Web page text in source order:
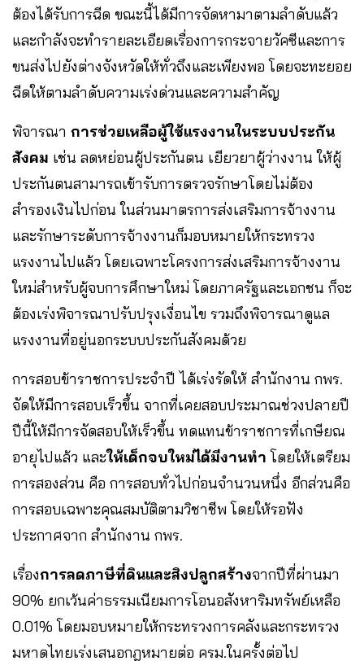
ต้องได้รับการฉีด ขณะนี้ได้มีการจัดหามาตามลำดับแล้ว
และกำลังจะทำรายละเอียดเรื่องการกระจายวัคซีและการ
ขนส่งไปยังต่างจังหวัดให้ทั่วถึงและเพียงพอ โดยจะทะยอย
ฉีดให้ตามลำดับความเร่งด่วนและความสำคัญ
พิจารณา การช่วยเหลือผู้ใช้แรงงานในระบบประกัน
สังคม เช่น ลดหย่อนผู้ประกันตน เยียวยาผู้ว่างงาน ให้ผู้
ประกันตนสามารถเข้ารับการตรวจรักษาโดยไม่ต้อง
สำรองเงินไปก่อน ในส่วนมาตรการส่งเสริมการจ้างงาน
และรักษาระดับการจ้างงานก็มอบหมายให้กระทรวง
แรงงานไปแล้ว โดยเฉพาะโครงการส่งเสริมการจ้างงาน
ใหม่สำหรับผู้จบการศึกษาใหม่ โดยภาครัฐและเอกชน ก็จะ
ต้องเร่งพิจารณาปรับปรุงเงื่อนไข รวมถึงพิจารณาดูแล
แรงงานที่อยู่นอกระบบประกันสังคมด้วย
การสอบข้าราชการประจำปี ได้เร่งรัดให้ สำนักงาน กพร.
จัดให้มีการสอบเร็วขึ้น จากที่เคยสอบประมาณช่วงปลายปี
ปีนี้ให้มีการจัดสอบให้เร็วขึ้น ทดแทนข้าราชการที่เกษียณ
อายุไปแล้ว และให้เด็กจบใหม่ได้มีงานทำ โดยให้เตรียม
การสองส่วน คือ การสอบทั่วไปก่อนจำนวนหนึ่ง อีกส่วนคือ
การสอบเฉพาะคุณสมบัติตามวิชาชีพ โดยให้รอฟัง
ประกาศจาก สำนักงาน กพร.
เรื่องการลดภาษีที่ดินและสิงปลูกสร้างจากปีที่ผ่านมา
90% ยกเว้นค่าธรรมเนียมการโอนอสังหาริมทรัพย์เหลือ
0.01% โดยมอบหมายให้กระทรวงการคลังและกระทรวง
มหาดไทยเร่งเสนอกฎหมายต่อ ครม.ในครั้งต่อไป